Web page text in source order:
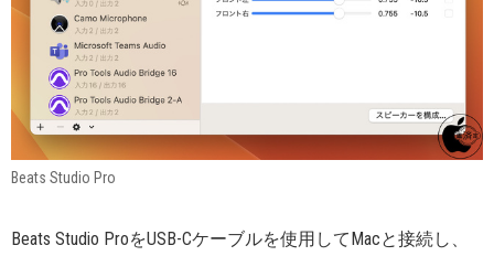
Beats Studio Pro
Beats Studio ProをUSB-Cケーブルを使用してMacと接続し、